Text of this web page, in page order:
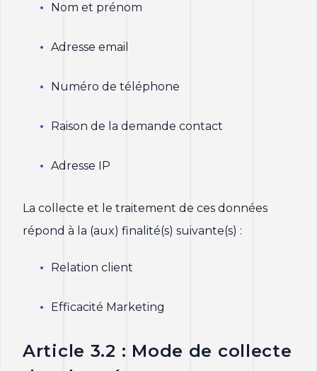
Nom et prénom
Adresse email
Numéro de téléphone
Raison de la demande contact
Adresse IP
La collecte et le traitement de ces données
répond à la (aux) finalité(s) suivante(s) :
Relation client
Efficacité Marketing
Article 3.2 : Mode de collecte